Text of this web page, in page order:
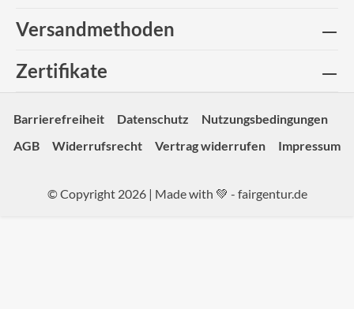
Versandmethoden
Zertifikate
Barrierefreiheit Datenschutz
Nutzungsbedingungen
AGB
Widerrufsrecht Vertrag widerrufen Impressum
© Copyright 2026 | Made with 💚 - fairgentur.de